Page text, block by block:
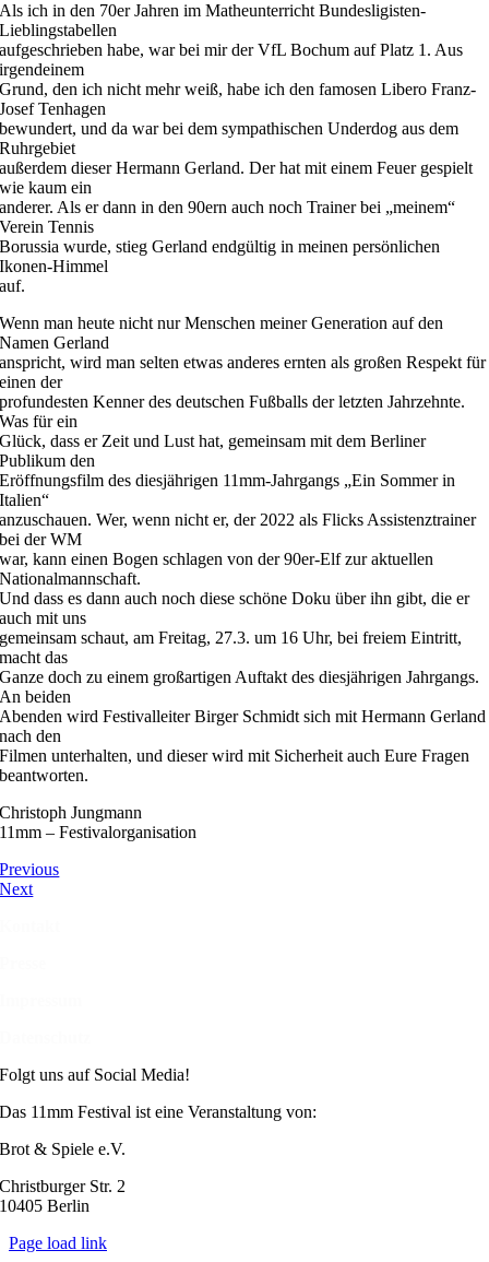
Als ich in den 70er Jahren im Matheunterricht Bundesligisten-
Lieblingstabellen
aufgeschrieben habe, war bei mir der VfL Bochum auf Platz 1. Aus
irgendeinem
Grund, den ich nicht mehr weiß, habe ich den famosen Libero Franz-
Josef Tenhagen
bewundert, und da war bei dem sympathischen Underdog aus dem
Ruhrgebiet
außerdem dieser Hermann Gerland. Der hat mit einem Feuer gespielt
wie kaum ein
anderer. Als er dann in den 90ern auch noch Trainer bei „meinem“
Verein Tennis
Borussia wurde, stieg Gerland endgültig in meinen persönlichen
Ikonen-Himmel
auf.
Wenn man heute nicht nur Menschen meiner Generation auf den
Namen Gerland
anspricht, wird man selten etwas anderes ernten als großen Respekt für
einen der
profundesten Kenner des deutschen Fußballs der letzten Jahrzehnte.
Was für ein
Glück, dass er Zeit und Lust hat, gemeinsam mit dem Berliner
Publikum den
Eröffnungsfilm des diesjährigen 11mm-Jahrgangs „Ein Sommer in
Italien“
anzuschauen. Wer, wenn nicht er, der 2022 als Flicks Assistenztrainer
bei der WM
war, kann einen Bogen schlagen von der 90er-Elf zur aktuellen
Nationalmannschaft.
Und dass es dann auch noch diese schöne Doku über ihn gibt, die er
auch mit uns
gemeinsam schaut, am Freitag, 27.3. um 16 Uhr, bei freiem Eintritt,
macht das
Ganze doch zu einem großartigen Auftakt des diesjährigen Jahrgangs.
An beiden
Abenden wird Festivalleiter Birger Schmidt sich mit Hermann Gerland
nach den
Filmen unterhalten, und dieser wird mit Sicherheit auch Eure Fragen
beantworten.
Christoph Jungmann
11mm – Festivalorganisation
Previous
Next
Folgt uns auf Social Media!
Das 11mm Festival ist eine Veranstaltung von:
Brot & Spiele e.V.
Christburger Str. 2
10405 Berlin
Page load link